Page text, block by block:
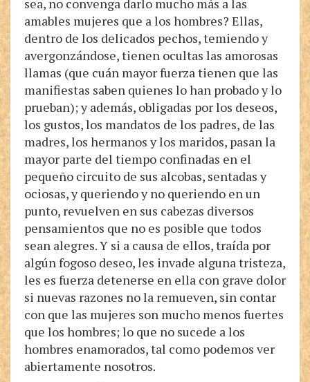
sea, no convenga darlo mucho más a las
amables mujeres que a los hombres? Ellas,
dentro de los delicados pechos, temiendo y
avergonzándose, tienen ocultas las amorosas
llamas (que cuán mayor fuerza tienen que las
manifiestas saben quienes lo han probado y lo
prueban); y además, obligadas por los deseos,
los gustos, los mandatos de los padres, de las
madres, los hermanos y los maridos, pasan la
mayor parte del tiempo confinadas en el
pequeño circuito de sus alcobas, sentadas y
ociosas, y queriendo y no queriendo en un
punto, revuelven en sus cabezas diversos
pensamientos que no es posible que todos
sean alegres. Y si a causa de ellos, traída por
algún fogoso deseo, les invade alguna tristeza,
les es fuerza detenerse en ella con grave dolor
si nuevas razones no la remueven, sin contar
con que las mujeres son mucho menos fuertes
que los hombres; lo que no sucede a los
hombres enamorados, tal como podemos ver
abiertamente nosotros.